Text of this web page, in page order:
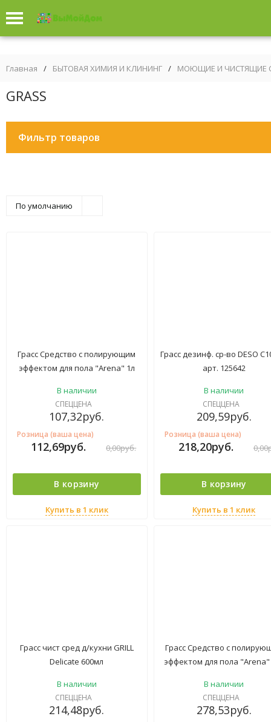
Главная / БЫТОВАЯ ХИМИЯ И КЛИНИНГ / МОЮЩИЕ И ЧИСТЯЩИЕ
GRASS
Фильтр товаров
По умолчанию
Грасс Средство с полирующим
эффектом для пола "Arena" 1л
В наличии
СПЕЦЦЕНА
107,32руб.
Розница (ваша цена)
112,69руб. 0,00руб.
В корзину
Купить в 1 клик
Грасс дезинф. ср-во DESO
арт. 125642
В наличии
СПЕЦЦЕНА
209,59руб.
Розница (ваша цена)
218,20руб. 0,00
В корзину
Купить в 1 клик
Грасс чист сред д/кухни GRILL
Delicate 600мл
В наличии
СПЕЦЦЕНА
214,48руб.
Грасс Средство с
эффектом для пола "Arena"
В наличии
СПЕЦЦЕНА
278,53руб.